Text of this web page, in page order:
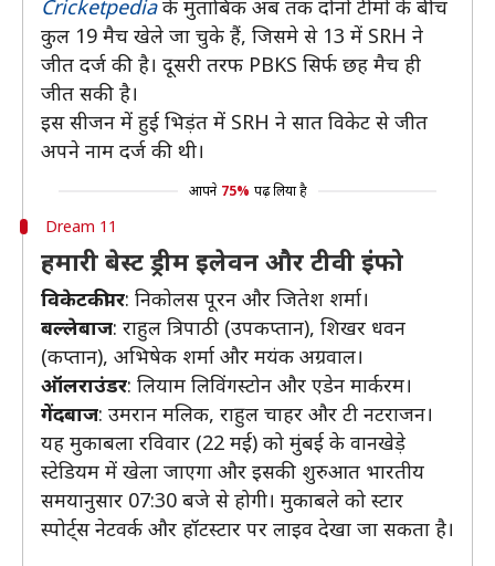
Cricketpediaके मुताबिक अब तक दोनों टीमों के बीच
कुल 19 मैच खेले जा चुके हैं, जिसमे से 13 में SRH ने
जीत दर्ज की है। दूसरी तरफ PBKS सिर्फ छह मैच ही
जीत सकी है।
इस सीजन में हुई भिड़ंत में SRH ने सात विकेट से जीत
अपने नाम दर्ज की थी।
आपने 75% पढ़ लिया है
Dream 11
हमारी बेस्ट ड्रीम इलेवन और टीवी इंफो
विकेटकीपर: निकोलस पूरन और जितेश शर्मा।
बल्लेबाज: राहुल त्रिपाठी (उपकप्तान), शिखर धवन
(कप्तान), अभिषेक शर्मा और मयंक अग्रवाल।
ऑलराउंडर: लियाम लिविंगस्टोन और एडेन मार्करम।
गेंदबाज: उमरान मलिक, राहुल चाहर और टी नटराजन।
यह मुकाबला रविवार (22 मई) को मुंबई के वानखेड़े
स्टेडियम में खेला जाएगा और इसकी शुरुआत भारतीय
समयानुसार 07:30 बजे से होगी। मुकाबले को स्टार
स्पोर्ट्स नेटवर्क और हॉटस्टार पर लाइव देखा जा सकता है।